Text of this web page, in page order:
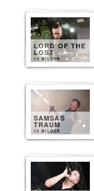
LORD OF THE
LOST
14 BILDER
SAMSAS
TRAUM
10 BILDER